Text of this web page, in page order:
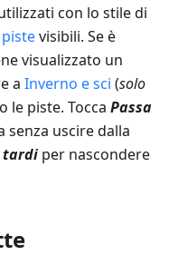
con lo stile di
pistevisibili. Se è
visualizzato un
a Inverno e sci (solo
le piste. Tocca Passa
senza uscire dalla
tardi per nascondere